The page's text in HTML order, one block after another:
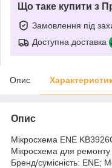
Що таке купити з
Замовлення під
Доступна доставка
Опис
Опис
Мікросхема ENE
Мікросхема для ремонту
Бренд/сумісність: ENE;